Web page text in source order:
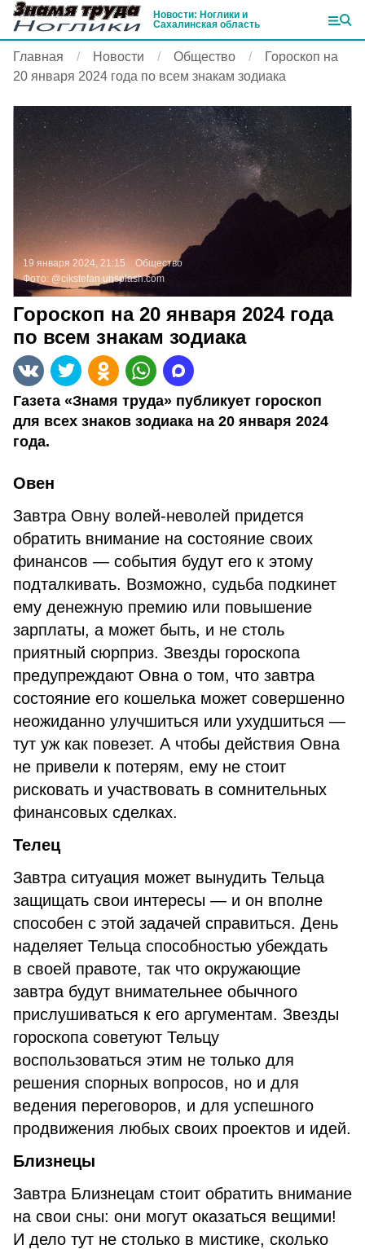
Новости: Ноглики и
Сахалинская область
Главная Новости Общество
Гороскоп на
20 января 2024 года по всем знакам зодиака
19 января 2024, 21:15
Общество
Фото: @cikstefan unsplash.com
Гороскоп на 20 января 2024 года
по всем знакам зодиака
Газета «Знамя труда» публикует гороскоп
для всех знаков зодиака на 20 января 2024
года.
Овен
Завтра Овну волей-неволей придется
обратить внимание на состояние своих
финансов — события будут его к этому
подталкивать. Возможно, судьба подкинет
ему денежную премию или повышение
зарплаты, а может быть, и не столь
приятный сюрприз. Звезды гороскопа
предупреждают Овна о том, что завтра
состояние его кошелька может совершенно
неожиданно улучшиться или ухудшиться —
тут уж как повезет. А чтобы действия Овна
не привели к потерям, ему не стоит
рисковать и участвовать в сомнительных
финансовых сделках.
Телец
Завтра ситуация может вынудить Тельца
защищать свои интересы — и он вполне
способен с этой задачей справиться. День
наделяет Тельца способностью убеждать
в своей правоте, так что окружающие
завтра будут внимательнее обычного
прислушиваться к его аргументам. Звезды
гороскопа советуют Тельцу
воспользоваться этим не только для
решения спорных вопросов, но и для
ведения переговоров, и для успешного
продвижения любых своих проектов и идей.
Близнецы
Завтра Близнецам стоит обратить внимание
на свои сны: они могут оказаться вещими!
И дело тут не столько в мистике, сколько